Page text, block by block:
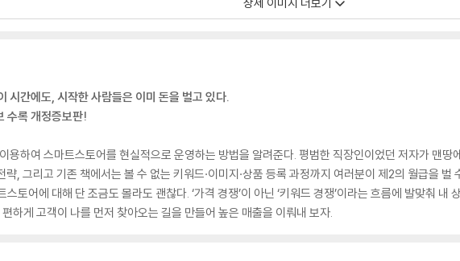
시간에도, 시작한 사람들은 이미 돈을 벌고 있다.
수록 개정증보판!
용하여 스마트스토어를 현실적으로 운영하는 방법을 알려준다. 평범한 직장인이었던 저자가 맨
, 그리고 기존 책에서는 볼 수 없는 키워드·이미지·상품 등록 과정까지 여러분이 제2의 월급을
스토어에 대해 단 조금도 몰라도 괜찮다. ‘가격 경쟁’이 아닌 ‘키워드 경쟁’이라는 흐름에 발맞춰
하게 고객이 나를 먼저 찾아오는 길을 만들어 높은 매출을 이뤄내 보자.